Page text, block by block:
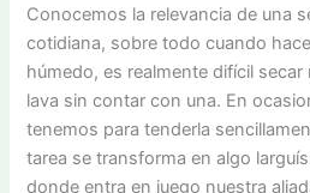
Conocemos la relevancia de una
cotidiana, sobre todo cuando
húmedo, es realmente difícil
lava sin contar con una. En
tenemos para tenderla
tarea se transforma en algo
donde entra en juego nuestra